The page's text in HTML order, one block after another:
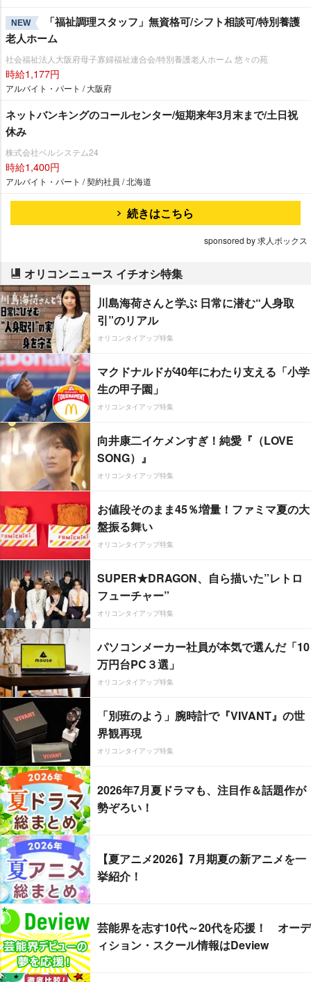
NEW
「福祉調理スタッフ」無資格可/シフト相談可/特別養護
老人ホーム
社会福祉法人大阪府母子寡婦福祉連合会/特別養護老人ホーム 悠々の苑
時給1,177円
アルバイト・パート / 大阪府
ネットバンキングのコールセンター/短期来年3月末まで/土日祝
休み
株式会社ベルシステム24
時給1,400円
アルバイト・パート / 契約社員 / 北海道
続きはこちら
sponsored by 求人ボックス
オリコンニュース イチオシ特集
川島海荷さんと学ぶ 日常に潜む“人身取
引”のリアル
オリコンタイアップ特集
マクドナルドが40年にわたり支える「小学
生の甲子園」
オリコンタイアップ特集
向井康二イケメンすぎ！純愛『（LOVE
SONG）』
オリコンタイアップ特集
お値段そのまま45％増量！ファミマ夏の大
盤振る舞い
オリコンタイアップ特集
SUPER★DRAGON、自ら描いた”レトロ
フューチャー”
オリコンタイアップ特集
パソコンメーカー社員が本気で選んだ「10
万円台PC３選」
オリコンタイアップ特集
「別班のよう」腕時計で『VIVANT』の世
界観再現
オリコンタイアップ特集
2026年7月夏ドラマも、注目作＆話題作が
勢ぞろい！
【夏アニメ2026】7月期夏の新アニメを一
挙紹介！
芸能界を志す10代～20代を応援！ オーデ
ィション・スクール情報はDeview